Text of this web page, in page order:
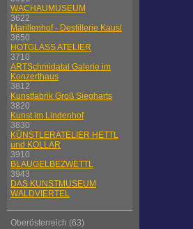
WACHAUMUSEUM
3622
Marillenhof - Destillerie Kausl
3650
HOTGLASS ATELIER
3710
ARTSchmidatal Galerie im
Konzerthaus
3812
Kunstfabrik Groß Siegharts
3820
Kunst im Lindenhof
3830
KÜNSTLERATELIER HETTL
und KOLLAR
3910
BLAUGELBEZWETTL
3943
DAS KUNSTMUSEUM
WALDVIERTEL
Oberösterreich (63)